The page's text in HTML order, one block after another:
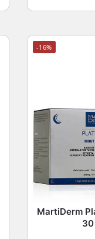
-16%
MartiDerm